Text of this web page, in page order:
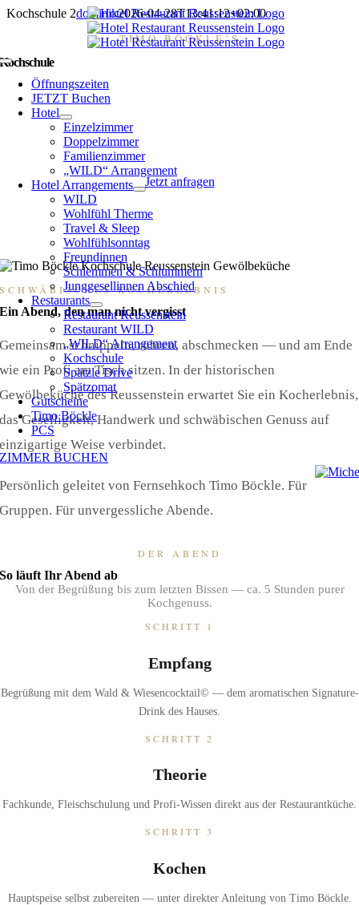
Zum
Toggle
NavigationÖffnungszeiten
JETZT Buchen
Hotel
Einzelzimmer
Doppelzimmer
Familienzimmer
„WILD“ Arrangement
Hotel Arrangements
WILD
Wohlfühl Therme
Travel & Sleep
Wohlfühlsonntag
Freundinnen
Schlemmen & Schlummern
Junggesellinnen Abschied
Restaurants
Restaurant Reussenstein
Restaurant WILD
„WILD“ Arrangement
Kochschule
Spätzle Drive
Spätzomat
Gutscheine
Timo Böckle
PCS
ZIMMER BUCHEN
Kochschule 2dominik2026-04-28T13:41:12+02:00
TIMO BÖCKLE’S
Kochschule
Kochen lernen in der Reussensteiner Gewölbeküche —
persönlich mit Fernsehkoch Timo Böckle.
Jetzt anfragen
▼ MEHR ERFAHREN
SCHWÄBISCHES KOCHERLEBNIS
Ein Abend, den man nicht vergisst
Gemeinsam schnippeln, rühren, abschmecken — und am Ende
wie ein Profi am Tisch sitzen. In der historischen
Gewölbeküche des Reussenstein erwartet Sie ein Kocherlebnis,
das Geselligkeit, Handwerk und schwäbischen Genuss auf
einzigartige Weise verbindet.
Persönlich geleitet von Fernsehkoch Timo Böckle. Für
Gruppen. Für unvergessliche Abende.
DER ABEND
So läuft Ihr Abend ab
Von der Begrüßung bis zum letzten Bissen — ca. 5 Stunden purer
Kochgenuss.
SCHRITT 1
Empfang
Begrüßung mit dem Wald & Wiesencocktail© — dem aromatischen Signature-
Drink des Hauses.
SCHRITT 2
Theorie
Fachkunde, Fleischschulung und Profi-Wissen direkt aus der Restaurantküche.
SCHRITT 3
Kochen
Hauptspeise selbst zubereiten — unter direkter Anleitung von Timo Böckle.